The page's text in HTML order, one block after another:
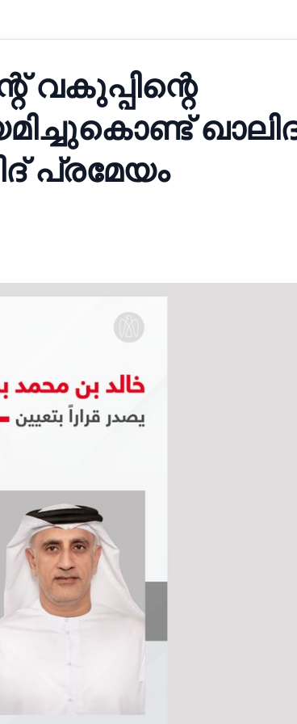
വകുപ്പിന്റെ
പ്രമേയം